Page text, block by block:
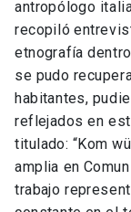
antropólogo
recopiló
etnografía
se pudo
habitantes,
reflejados en
titulado: “Kom
amplia en
trabajo